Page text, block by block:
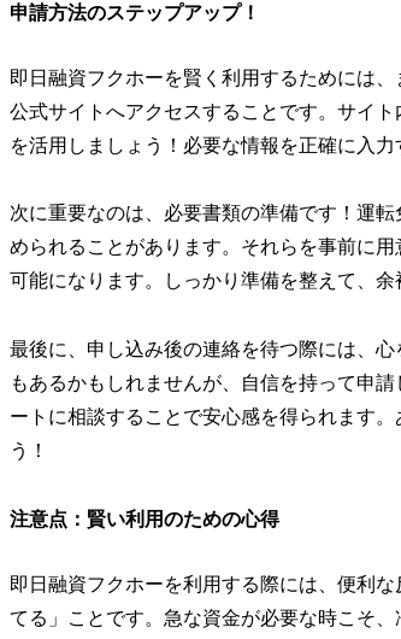
申請方法のステップアップ！
即日融資フクホーを賢く利用するためには
公式サイトへアクセスすることです。サイ
を活用しましょう！必要な情報を正確に入
次に重要なのは、必要書類の準備です！運
められることがあります。それらを事前に
可能になります。しっかり準備を整えて、
最後に、申し込み後の連絡を待つ際には、
もあるかもしれませんが、自信を持って申
ートに相談することで安心感を得られます
う！
注意点：賢い利用のための心得
即日融資フクホーを利用する際には、便利
てる」ことです。急な資金が必要な時こそ